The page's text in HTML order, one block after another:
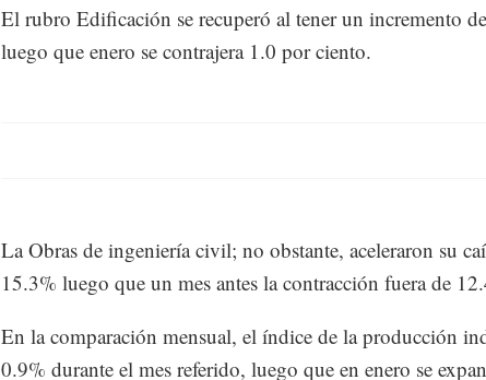
El rubro Edificación se recuperó al tener un incremento
luego que enero se contrajera 1.0 por ciento.
La Obras de ingeniería civil; no obstante, aceleraron su
15.3% luego que un mes antes la contracción fuera de
En la comparación mensual, el índice de la producción
0.9% durante el mes referido, luego que en enero se